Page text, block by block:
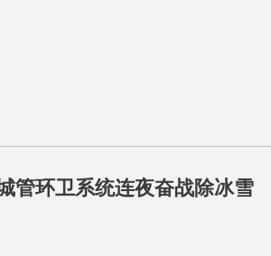
管环卫系统连夜奋战除冰雪